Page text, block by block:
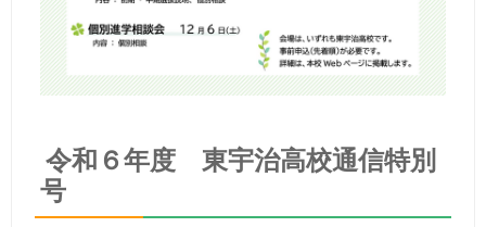
令和６年度 東宇治高校通信特別
号